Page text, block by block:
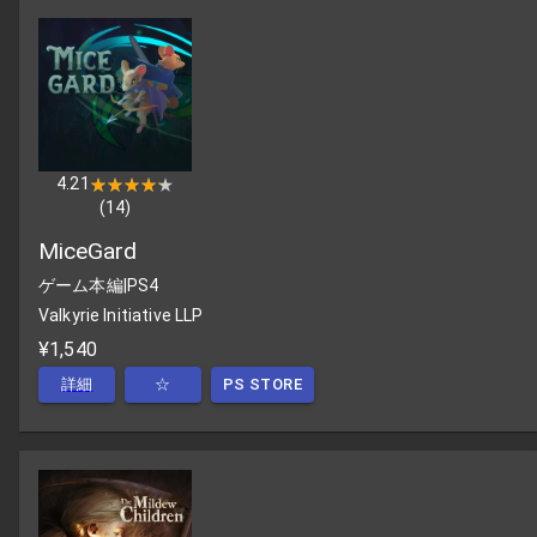
4.21 ★★★★★
★★★★★
(14)
MiceGard
ゲーム本編| PS4
Valkyrie Initiative LLP
¥1,540
詳細 ☆ PS STORE